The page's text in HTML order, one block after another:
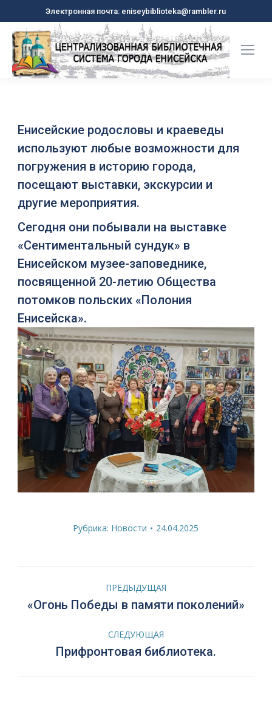
Электронная почта: eniseybiblioteka@rambler.ru
Енисейские родословы и краеведы
используют любые возможности для
погружения в историю города,
посещают выставки, экскурсии и
другие мероприятия.
Сегодня они побывали на выставке
«Сентиментальный сундук» в
Енисейском музее-заповеднике,
посвященной 20-летию Общества
потомков польских «Полония
Енисейска».
Рубрика: Новости 24.04.2025
Навигация
по
ПРЕДЫДУЩАЯ
Предыдущая
«Огонь Победы в памяти поколений»
СЛЕДУЮЩАЯ
Следующая
Прифронтовая библиотека.